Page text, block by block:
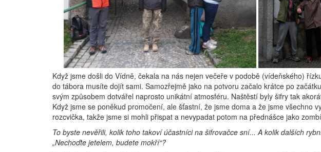
Když jsme došli do Vídně, čekala na nás nejen večeře v podobě (vídeňského)
do tábora musíte dojít sami. Samozřejmě jako na potvoru začalo krátce po
svým způsobem dotvářel naprosto unikátní atmosféru. Naštěstí byly šifry tak
Když jsme se poněkud promočení, ale šťastní, že jsme doma a že jsme všechno
rozcvička, takže jsme si mohli přispat a nevypadat potom na přednášce jako
To byste nevěřili, kolik toho takoví účastníci na šifrovačce sní... A kolik dalších
„Nechoďte jetelem, budete mokří“?